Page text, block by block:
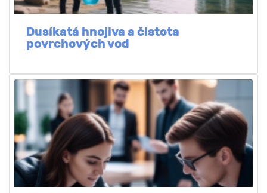
Dusíkatá hnojiva a čistota
povrchových vod